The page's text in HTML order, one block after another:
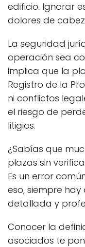
edificio. Ignorar
dolores de
La seguridad
operación sea
implica que la
Registro de la
ni conflictos
el riesgo de
litigios.
¿Sabías que
plazas sin
Es un error
eso, siempre
detallada y
Conocer la
asociados te